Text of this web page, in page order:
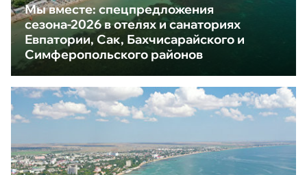
Мы вместе: спецпредложения
сезона-2026 в отелях и санаториях
Евпатории, Сак, Бахчисарайского и
Симферопольского районов